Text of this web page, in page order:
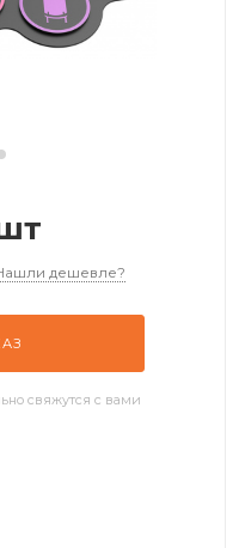
дешевле?
свяжутся с вами